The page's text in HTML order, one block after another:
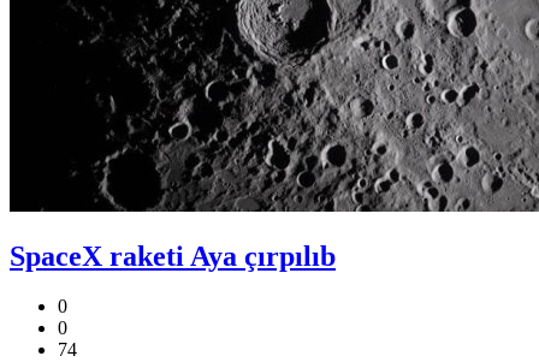
SpaceX raketi Aya çırpılıb
0
0
74